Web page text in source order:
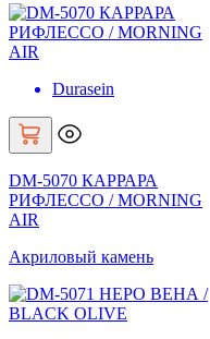
Durasein
DM-5070 КАРРАРА
РИФЛЕССО / MORNING
AIR
Акриловый камень